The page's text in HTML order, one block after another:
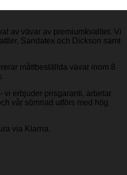
av vävar av premiumkvalitet. Vi
Sandatex och Dickson samt
måttbeställda vävar inom 8
vi erbjuder prisgaranti, arbetar
vår sömnad utförs med hög
via Klarna.